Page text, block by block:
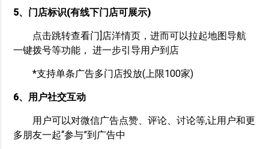
5、门店标识(有线下门店可展示)
点击跳转查看门]店洋情页，进而可以拉起地图导航
一键拨号等功能， 进一步引导用户到店
*支持单条广告多门店投放(上限100家)
6、用户社交互动
用户可以对微信广告点赞、评论、讨论等,让用户和更
多朋友一起“参与”到广告中